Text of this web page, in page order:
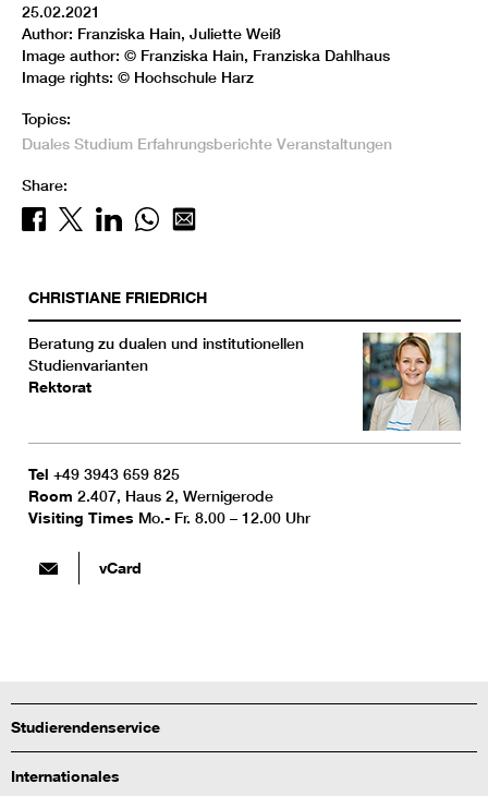
25.02.2021
Author: Franziska Hain, Juliette Weiß
Image author: © Franziska Hain, Franziska Dahlhaus
Image rights: © Hochschule Harz
Topics:
Duales Studium Erfahrungsberichte Veranstaltungen
Share:
CHRISTIANE FRIEDRICH
Beratung zu dualen und institutionellen
Studienvarianten
Rektorat
Tel +49 3943 659 825
Room 2.407, Haus 2, Wernigerode
Visiting Times Mo.- Fr. 8.00 – 12.00 Uhr
vCard
Studierendenservice
Internationales